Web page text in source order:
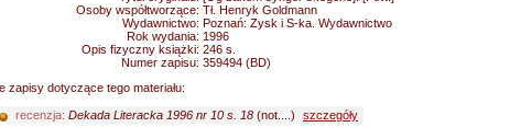
Osoby współtworzące: Tł. Henryk Goldmann
Wydawnictwo: Poznań: Zysk i S-ka. Wydawnictwo
Rok wydania: 1996
Opis fizyczny książki: 246 s.
Numer zapisu: 359494 (BD)
zapisy dotyczące tego materiału:
recenzja: Dekada Literacka 1996 nr 10 s. 18 (not....) szczegóły